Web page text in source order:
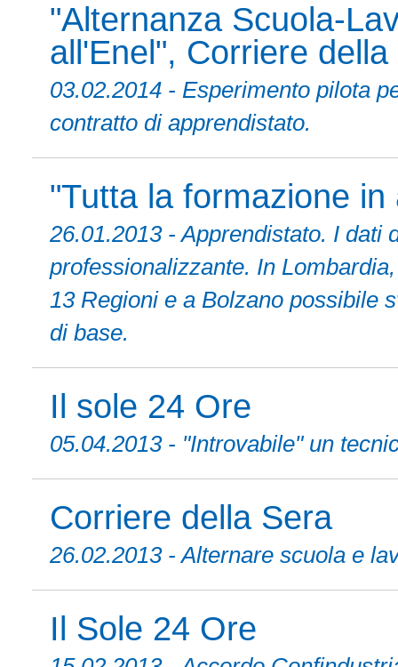
"Alternanza Scuola-
all'Enel", Corriere della
03.02.2014 - Esperimento pilota
contratto di apprendistato.
"Tutta la formazione
26.01.2013 - Apprendistato. I dati
professionalizzante. In
13 Regioni e a Bolzano possibile
di base.
Il sole 24 Ore
05.04.2013 - "Introvabile" un
Corriere della Sera
26.02.2013 - Alternare scuola e
Il Sole 24 Ore